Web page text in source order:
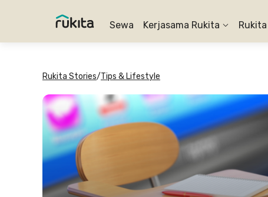
Sewa Kerjasama Rukita
Rukita Stories/Tips & Lifestyle